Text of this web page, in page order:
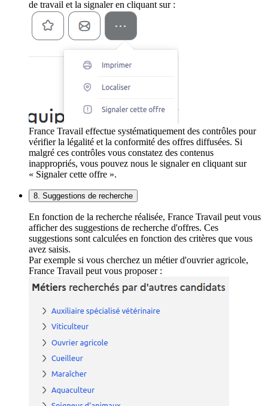
de travail et la signaler en cliquant sur :
France Travail effectue systématiquement des contrôles pour
vérifier la légalité et la conformité des offres diffusées. Si
malgré ces contrôles vous constatez des contenus
inappropriés, vous pouvez nous le signaler en cliquant sur
« Signaler cette offre ».
8. Suggestions de recherche
En fonction de la recherche réalisée, France Travail peut vous
afficher des suggestions de recherche d'offres. Ces
suggestions sont calculées en fonction des critères que vous
avez saisis.
Par exemple si vous cherchez un métier d'ouvrier agricole,
France Travail peut vous proposer :